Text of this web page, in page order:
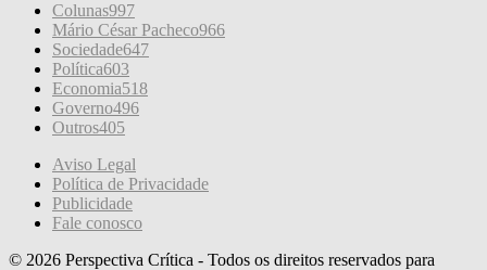
Colunas997
Mário César Pacheco966
Sociedade647
Política603
Economia518
Governo496
Outros405
Aviso Legal
Política de Privacidade
Publicidade
Fale conosco
© 2026 Perspectiva Crítica - Todos os direitos reservados para